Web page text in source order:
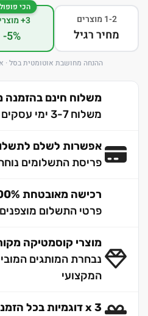
1-2 מוצרים
מחיר רגיל
הכי
3+ מוצרים
-5%
ההנחה מחושבת אוטומטית בסל ·
משלוח חינם בהזמנה מעל
משלוח 3-7 ימי עסקים לכל הארץ
אפשרות לשלם
פריסת התשלומים
רכישה מאובטחת 100% SSL
פרטי התשלום מוצפנים
מוצרי קוסמטיקה
נבחרת המותגים
המקצועי
3 x דוגמיות בכל הזמנה